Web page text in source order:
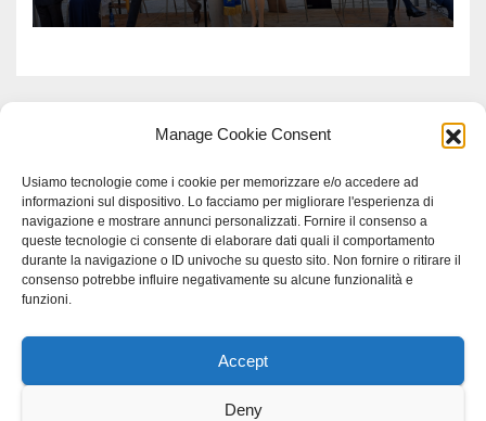
Manage Cookie Consent
Usiamo tecnologie come i cookie per memorizzare e/o accedere ad
informazioni sul dispositivo. Lo facciamo per migliorare l'esperienza di
navigazione e mostrare annunci personalizzati. Fornire il consenso a
queste tecnologie ci consente di elaborare dati quali il comportamento
durante la navigazione o ID univoche su questo sito. Non fornire o ritirare il
consenso potrebbe influire negativamente su alcune funzionalità e
funzioni.
Accept
Deny
Proudly powered by WordPress|Tema: Newspaperex di